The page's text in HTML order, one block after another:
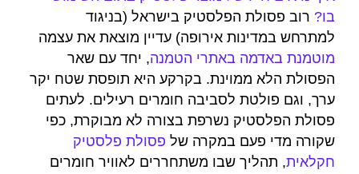
בו? רוב פסולת הפלסטיק בישראל (בניגוד
למתרחש במדינות אירופה) עדיין מוצאת את עצמה
מוטמנת באדמה באתרי הטמנה, יחד עם שאר
הפסולת הלא ממוינת. בקרקע היא תופסת שטח יקר
ערך, וגם פולטת לסביבה חומרים רעילים. לעתים
פסולת הפלסטיק נשרפת בצורה לא מבוקרת, כפי
שקורה מדי פעם במקרה של פסולת פלסטיק
חקלאית, תהליך שבו משתחררים לאוויר חומרים